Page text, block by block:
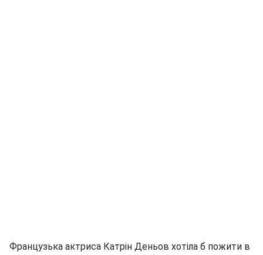
Французька актриса Катрін Деньов хотіла б пожити в